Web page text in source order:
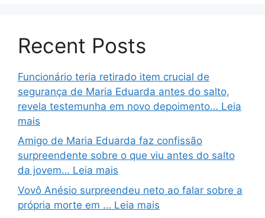
Recent Posts
Funcionário teria retirado item crucial de
segurança de Maria Eduarda antes do salto,
revela testemunha em novo depoimento… Leia
mais
Amigo de Maria Eduarda faz confissão
surpreendente sobre o que viu antes do salto
da jovem… Leia mais
Vovô Anésio surpreendeu neto ao falar sobre a
própria morte em … Leia mais